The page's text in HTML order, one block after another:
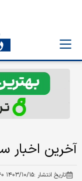
آخرین اخبار
تاریخ انتشار :۱۴۰۳/۱۰/۱۵ ۱۱:۴۰